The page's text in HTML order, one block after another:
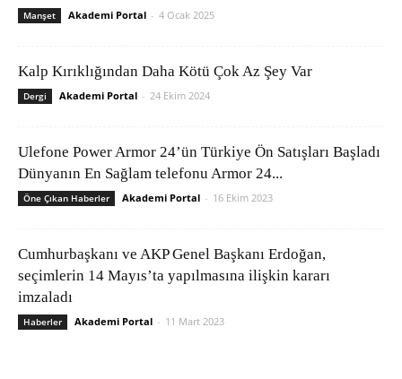
Manşet Akademi Portal - 4 Ocak 2025
Kalp Kırıklığından Daha Kötü Çok Az Şey Var
Dergi Akademi Portal - 24 Ekim 2024
Ulefone Power Armor 24’ün Türkiye Ön Satışları Başladı
Dünyanın En Sağlam telefonu Armor 24...
Öne Çıkan Haberler Akademi Portal - 16 Ekim 2023
Cumhurbaşkanı ve AKP Genel Başkanı Erdoğan,
seçimlerin 14 Mayıs’ta yapılmasına ilişkin kararı
imzaladı
Haberler Akademi Portal - 11 Mart 2023